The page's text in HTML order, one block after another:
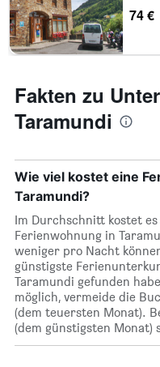
74 €
Fakten zu
Taramundi
Wie viel kostet eine
Taramundi?
Im Durchschnitt kostet
Ferienwohnung in
weniger pro Nacht
günstigste
Taramundi gefunden
möglich, vermeide die
(dem teuersten Monat).
(dem günstigsten Monat)